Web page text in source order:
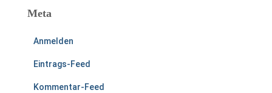
Meta
Anmelden
Eintrags-Feed
Kommentar-Feed